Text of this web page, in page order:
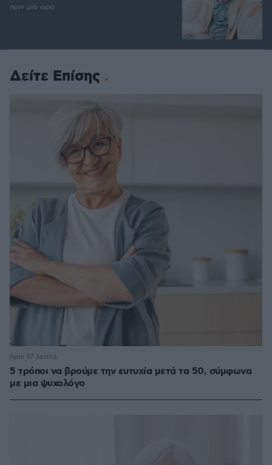
πριν μία ώρα
Δείτε Επίσης
5 τρόποι να βρούμε την ευτυχία μετά τα 50, σύμφωνα
με μια ψυχολόγο
πριν 17 λεπτά